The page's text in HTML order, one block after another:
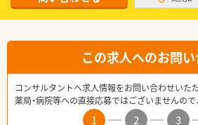
この求人へのお問
コンサルタントへ求人情報をお問い合わせいた
薬局・病院等への直接応募ではございませんので
1 2 3